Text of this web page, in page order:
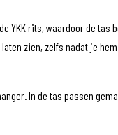
YKK rits, waardoor de
zien, zelfs nadat je
In de tas passen